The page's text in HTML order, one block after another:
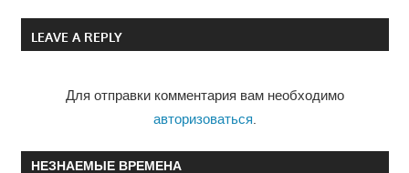
по
LEAVE A REPLY
Для отправки комментария вам необходимо
авторизоваться
НЕЗНАЕМЫЕ ВРЕМЕНА